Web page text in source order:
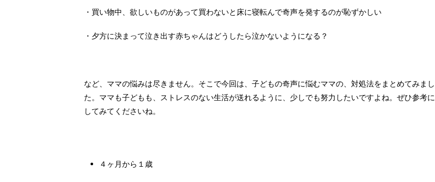
・買い物中、欲しいものがあって買わないと床に寝転んで奇声を発するのが恥ずかしい
・夕方に決まって泣き出す赤ちゃんはどうしたら泣かないようになる？
など、ママの悩みは尽きません。そこで今回は、子どもの奇声に悩むママの、対処法をまとめてみまし
た。ママも子どもも、ストレスのない生活が送れるように、少しでも努力したいですよね。ぜひ参考に
してみてくださいね。
４ヶ月から１歳